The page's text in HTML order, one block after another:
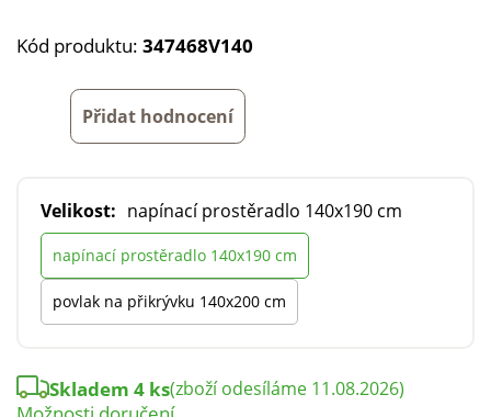
Kód produktu: 347468V140
Přidat hodnocení
Velikost: napínací prostěradlo 140x190 cm
napínací prostěradlo 140x190 cm
povlak na přikrývku 140x200 cm
Skladem 4 ks(zboží odesíláme 11.08.2026)